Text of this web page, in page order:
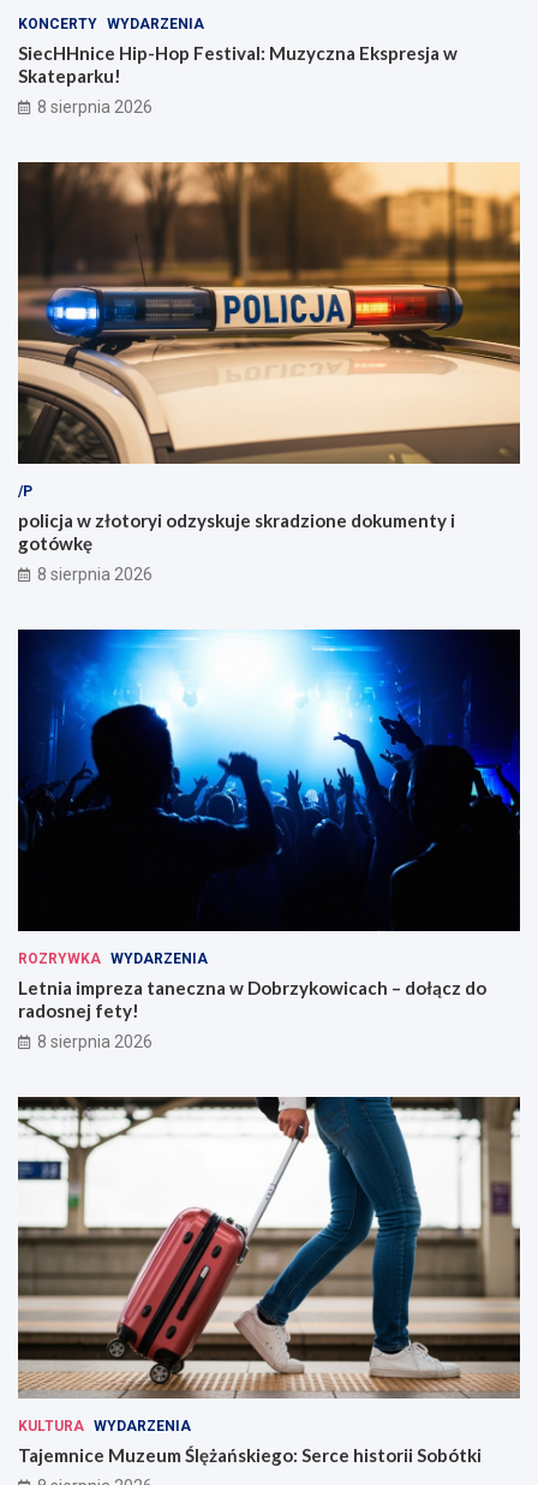
KONCERTY WYDARZENIA
SiecHHnice Hip-Hop Festival: Muzyczna Ekspresja w
Skateparku!
8 sierpnia 2026
/P
policja w złotoryi odzyskuje skradzione dokumenty i
gotówkę
8 sierpnia 2026
ROZRYWKA WYDARZENIA
Letnia impreza taneczna w Dobrzykowicach – dołącz do
radosnej fety!
8 sierpnia 2026
KULTURA WYDARZENIA
Tajemnice Muzeum Ślężańskiego: Serce historii Sobótki